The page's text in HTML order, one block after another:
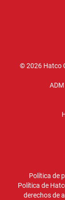
© 2026 Hatco
ADM
Política de
Política de
derechos de